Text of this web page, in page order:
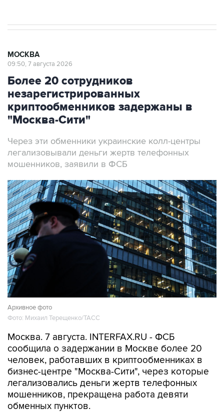
МОСКВА
09:50, 7 августа 2026
Более 20 сотрудников
незарегистрированных
криптообменников задержаны в
"Москва-Сити"
Через эти обменники украинские колл-центры
легализовывали деньги жертв телефонных
мошенников, заявили в ФСБ
Архивное фото
Фото: Михаил Терещенко/ТАСС
Москва. 7 августа. INTERFAX.RU - ФСБ
сообщила о задержании в Москве более 20
человек, работавших в криптообменниках в
бизнес-центре "Москва-Сити", через которые
легализовались деньги жертв телефонных
мошенников, прекращена работа девяти
обменных пунктов.